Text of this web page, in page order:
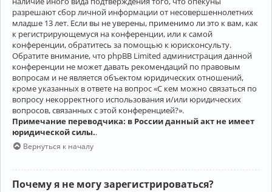
разрешают сбор личной информации от несовершеннолетних
младше 13 лет. Если вы не уверены, применимо ли это к вам, как
к регистрирующемуся на конференции, или к самой
конференции, обратитесь за помощью к юрисконсульту.
Обратите внимание, что phpBB Limited администрация данной
конференции не может давать рекомендаций по правовым
вопросам и не является объектом юридических отношений,
кроме указанных в ответе на вопрос «С кем можно связаться по
вопросу некорректного использования и/или юридических
вопросов, связанных с этой конференцией?».
Примечание переводчика: в России данный акт не имеет
юридической силы..
Вернуться к началу
Почему я не могу зарегистрироваться?